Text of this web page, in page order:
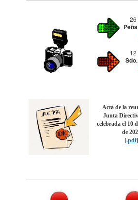
26
Acta de la
Junta
celebrada el 10
de
[.pdf]